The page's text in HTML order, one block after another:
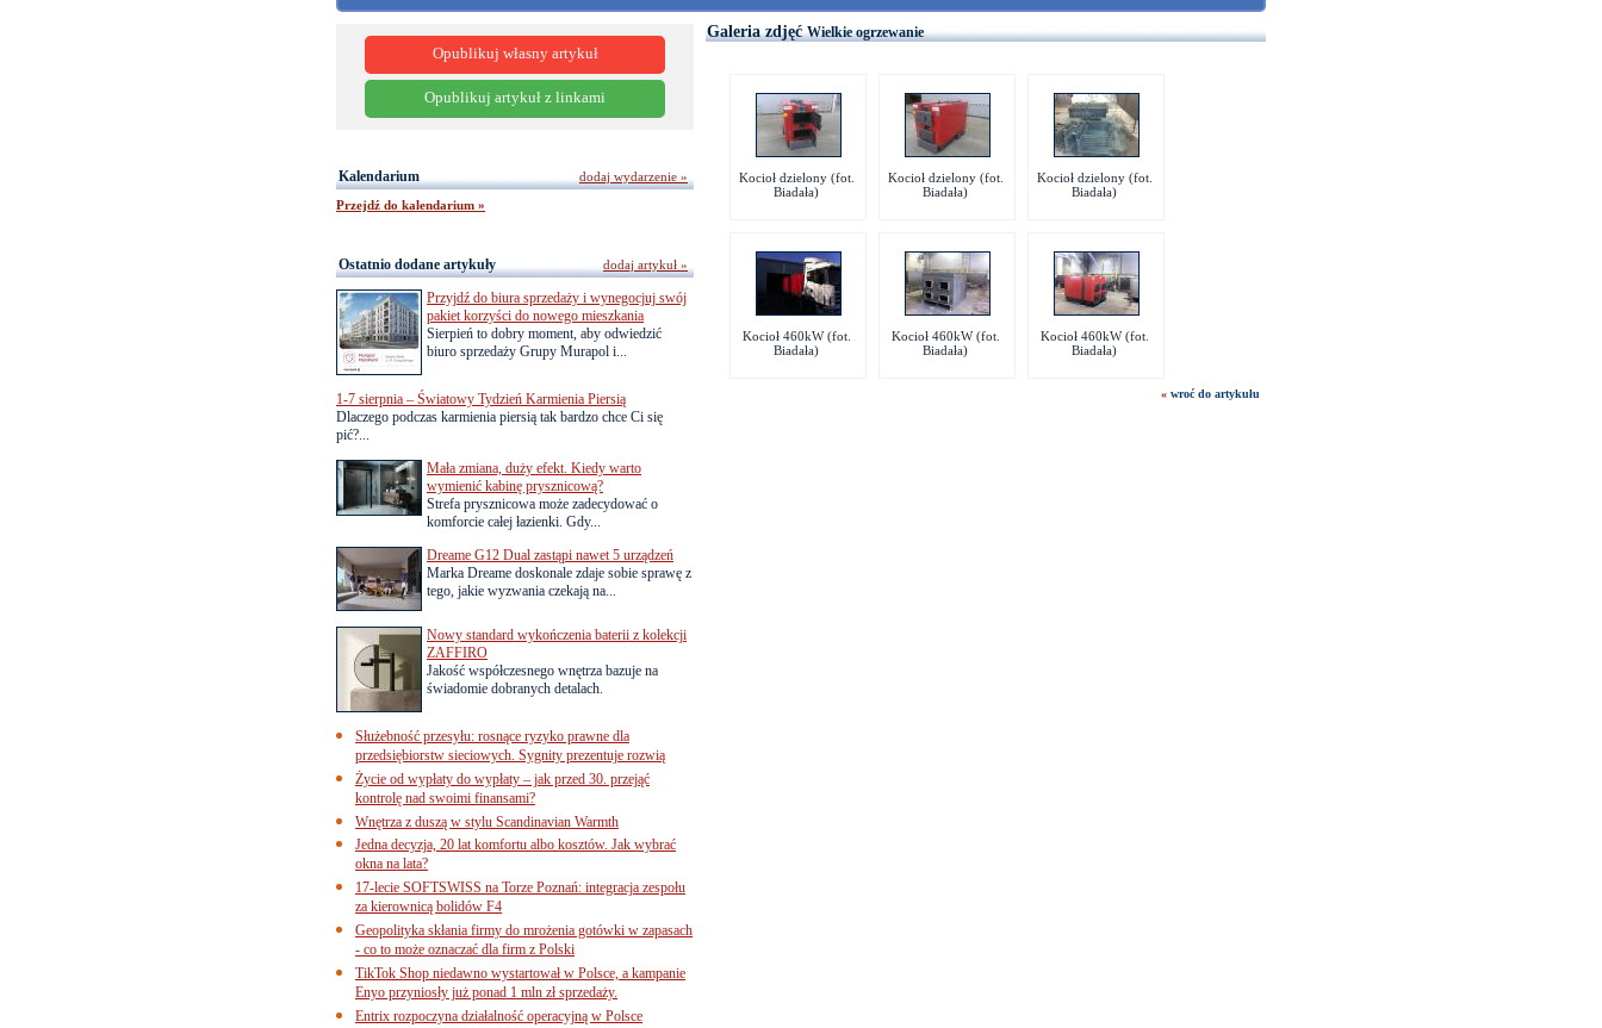
Galeria zdjęćWielkie ogrzewanie
Kocioł dzielony (fot.
Biadała)
Kocioł dzielony (fot.
Biadała)
Kocioł dzielony (fot.
Biadała)
Kocioł 460kW (fot.
Biadała)
Kocioł 460kW (fot.
Biadała)
Kocioł 460kW (fot.
Biadała)
« wroć do artykułu
Opublikuj własny artykuł
Opublikuj artykuł z linkami
Kalendarium
Przejdź do kalendarium »
dodaj wydarzenie »
Ostatnio dodane artykuły
Przyjdź do biura sprzedaży i wynegocjuj swój
pakiet korzyści do nowego mieszkania
Sierpień to dobry moment, aby odwiedzić
biuro sprzedaży Grupy Murapol i...
1-7 sierpnia – Światowy Tydzień Karmienia Piersią
Dlaczego podczas karmienia piersią tak bardzo chce Ci się
pić?...
Mała zmiana, duży efekt. Kiedy warto
wymienić kabinę prysznicową?
Strefa prysznicowa może zadecydować o
komforcie całej łazienki. Gdy...
Dreame G12 Dual zastąpi nawet 5 urządzeń
Marka Dreame doskonale zdaje sobie sprawę z
tego, jakie wyzwania czekają na...
Nowy standard wykończenia baterii z kolekcji
ZAFFIRO
Jakość współczesnego wnętrza bazuje na
świadomie dobranych detalach.
Służebność przesyłu: rosnące ryzyko prawne dla
przedsiębiorstw sieciowych. Sygnity prezentuje rozwią
Życie od wypłaty do wypłaty – jak przed 30. przejąć
kontrolę nad swoimi finansami?
Wnętrza z duszą w stylu Scandinavian Warmth
Jedna decyzja, 20 lat komfortu albo kosztów. Jak wybrać
okna na lata?
17-lecie SOFTSWISS na Torze Poznań: integracja zespołu
za kierownicą bolidów F4
Geopolityka skłania firmy do mrożenia gotówki w zapasach
- co to może oznaczać dla firm z Polski
TikTok Shop niedawno wystartował w Polsce, a kampanie
Enyo przyniosły już ponad 1 mln zł sprzedaży.
Entrix rozpoczyna działalność operacyjną w Polsce
dodaj artykuł »